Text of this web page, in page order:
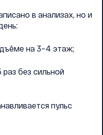
в анализах, но и
на 3–4 этаж;
раз без сильной
пульс